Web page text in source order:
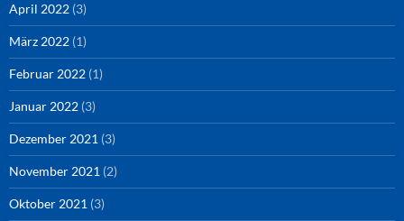
April 2022 (3)
März 2022 (1)
Februar 2022 (1)
Januar 2022 (3)
Dezember 2021 (3)
November 2021 (2)
Oktober 2021 (3)